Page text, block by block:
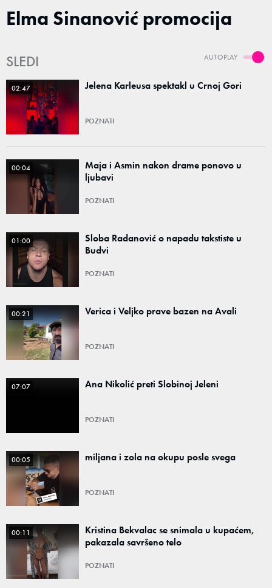
Elma Sinanović promocija
AUTOPLAY
SLEDI
02:47 Jelena Karleusa spektakl u Crnoj Gori
POZNATI
00:04
Maja i Asmin nakon drame ponovo u
ljubavi
POZNATI
01:00
Sloba Radanović o napadu takstiste u
Budvi
POZNATI
00:21 Verica i Veljko prave bazen na Avali
POZNATI
07:07 Ana Nikolić preti Slobinoj Jeleni
POZNATI
00:05 miljana i zola na okupu posle svega
POZNATI
00:11
Kristina Bekvalac se snimala u kupaćem,
pakazala savršeno telo
POZNATI